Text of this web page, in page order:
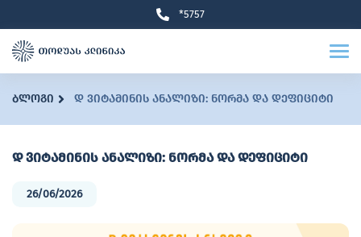
*5757
ბლოგი დ ვიტამინის ანალიზი: ნორმა და დეფიციტი
დ ვიტამინის ანალიზი: ნორმა და დეფიციტი
26/06/2026